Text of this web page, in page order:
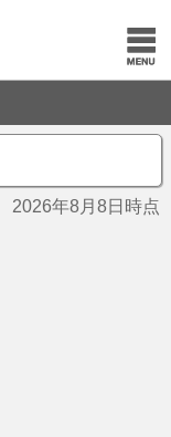
2026年8月8日時点